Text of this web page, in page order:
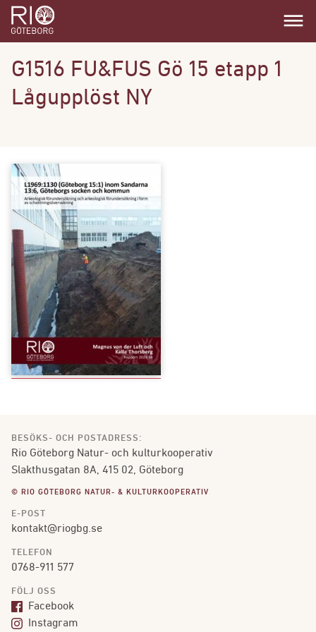
dehaze
G1516 FU&FUS Gö 15 etapp 1
Lågupplöst NY
BESÖKS- OCH POSTADRESS:
Rio Göteborg Natur- och kulturkooperativ
Slakthusgatan 8A, 415 02, Göteborg
© RIO GÖTEBORG NATUR- & KULTURKOOPERATIV
E-POST
kontakt@riogbg.se
TELEFON
0768-911 577
FÖLJ OSS
Facebook
Instagram